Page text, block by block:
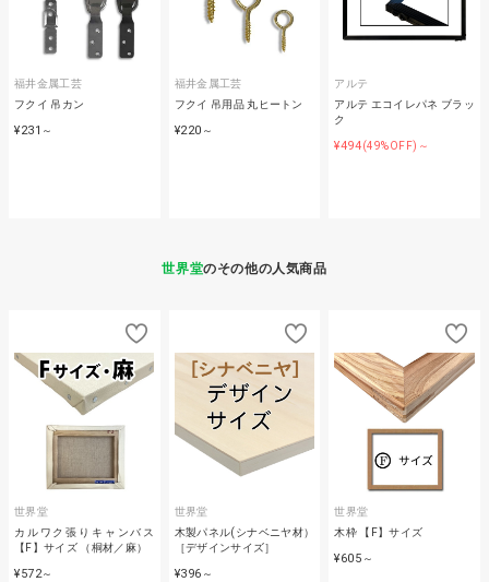
福井金属工芸
フクイ 吊カン
¥231 ～
福井金属工芸
フクイ 吊用品 丸ヒートン
¥220 ～
アルテ
アルテ エコイレパネ ブラッ
ク
¥494(49%OFF)～
世界堂のその他の人気商品
世界堂
カルワク張りキャンバス
【F】サイズ （桐材／麻）
¥572～
世界堂
木製パネル(シナベニヤ材）
［デザインサイズ］
¥396 ～
世界堂
木枠 【F】サイズ
¥605 ～